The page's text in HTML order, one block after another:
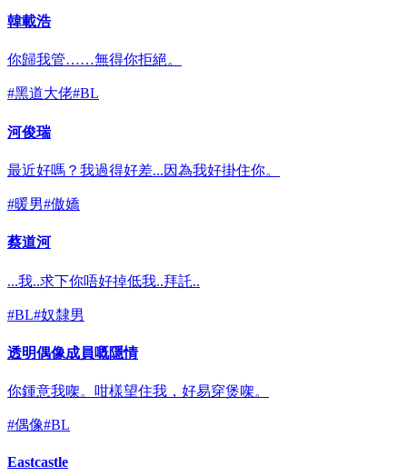
韓載浩
你歸我管……無得你拒絕。
#黑道大佬#BL
河俊瑞
最近好嗎？我過得好差...因為我好掛住你。
#暖男#傲嬌
蔡道河
...我..求下你唔好掉低我..拜託..
#BL#奴隸男
透明偶像成員嘅隱情
你鍾意我㗎。咁樣望住我，好易穿煲㗎。
#偶像#BL
Eastcastle